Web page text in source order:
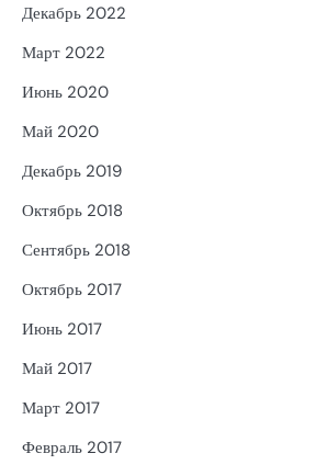
Декабрь 2022
Март 2022
Июнь 2020
Май 2020
Декабрь 2019
Октябрь 2018
Сентябрь 2018
Октябрь 2017
Июнь 2017
Май 2017
Март 2017
Февраль 2017